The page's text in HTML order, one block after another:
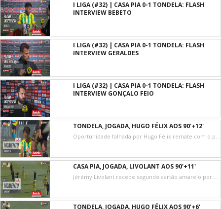
I LIGA (#32) | CASA PIA 0-1 TONDELA: FLASH
INTERVIEW BEBETO
I LIGA (#32) | CASA PIA 0-1 TONDELA: FLASH
INTERVIEW GERALDES
I LIGA (#32) | CASA PIA 0-1 TONDELA: FLASH
INTERVIEW GONÇALO FEIO
TONDELA, JOGADA, HUGO FÉLIX AOS 90'+12'
Oportunidade falhada por Hugo Félix remate com o pé direito no coração da área.
CASA PIA, JOGADA, LIVOLANT AOS 90'+11'
Jérémy Livolant recebe segundo cartão amarelo por uma entrada perigosa.
TONDELA, JOGADA, HUGO FÉLIX AOS 90'+6'